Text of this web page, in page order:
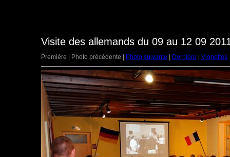
Visite des allemands du 09 au 12 09
Première | Photo précédente | Photo suivante Dernière Vignettes